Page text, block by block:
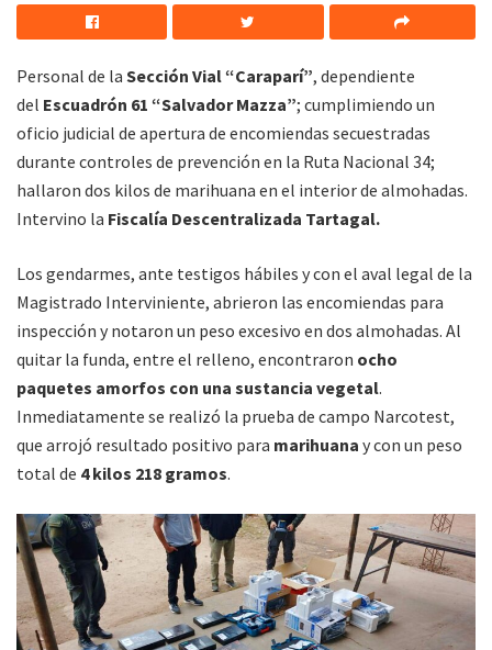
Personal de la Sección Vial “Caraparí”, dependiente
del Escuadrón 61 “Salvador Mazza”; cumplimiendo un
oficio judicial de apertura de encomiendas secuestradas
durante controles de prevención en la Ruta Nacional 34;
hallaron dos kilos de marihuana en el interior de almohadas.
Intervino la Fiscalía Descentralizada Tartagal.
Los gendarmes, ante testigos hábiles y con el aval legal de la
Magistrado Interviniente, abrieron las encomiendas para
inspección y notaron un peso excesivo en dos almohadas. Al
quitar la funda, entre el relleno, encontraron ocho
paquetes amorfos con una sustancia vegetal.
Inmediatamente se realizó la prueba de campo Narcotest,
que arrojó resultado positivo para marihuana y con un peso
total de 4 kilos 218 gramos.